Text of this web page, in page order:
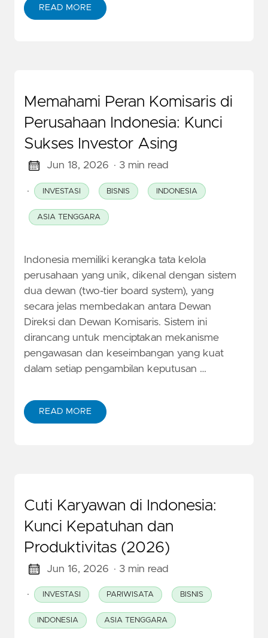
READ MORE
Memahami Peran Komisaris di
Perusahaan Indonesia: Kunci
Sukses Investor Asing
Jun 18, 2026 · 3 min read
· INVESTASI BISNIS INDONESIA
ASIA TENGGARA
Indonesia memiliki kerangka tata kelola
perusahaan yang unik, dikenal dengan sistem
dua dewan (two-tier board system), yang
secara jelas membedakan antara Dewan
Direksi dan Dewan Komisaris. Sistem ini
dirancang untuk menciptakan mekanisme
pengawasan dan keseimbangan yang kuat
dalam setiap pengambilan keputusan …
READ MORE
Cuti Karyawan di Indonesia:
Kunci Kepatuhan dan
Produktivitas (2026)
Jun 16, 2026 · 3 min read
· INVESTASI PARIWISATA BISNIS
INDONESIA ASIA TENGGARA